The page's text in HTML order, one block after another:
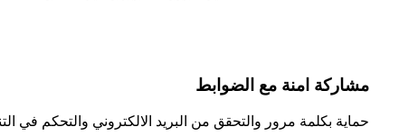
مشاركة امنة مع الضوابط
حماية بكلمة مرور والتحقق من البريد الالكتروني والتحكم في